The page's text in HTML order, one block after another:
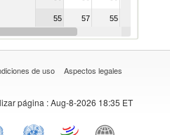
55 57 55
53 52 49 56
de uso Aspectos legales
página : Aug-8-2026 18:35 ET